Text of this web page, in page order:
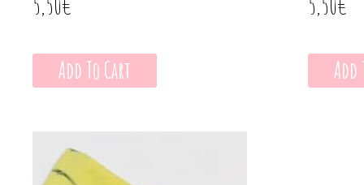
Add To Cart Add